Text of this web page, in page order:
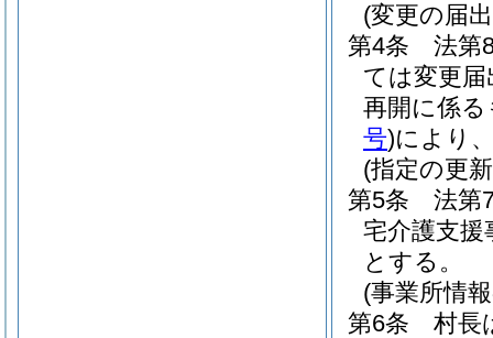
(変更の届
第4条
法第
ては変更届
再開に係
号)により
(指定の更
第5条
法第
宅介護支援
とする。
(事業所情
第6条
村長